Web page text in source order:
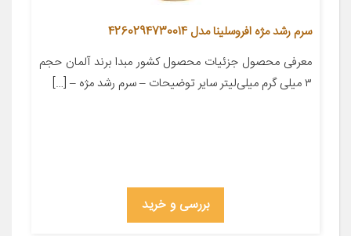
سرم رشد مژه افروسلینا مدل 4260294730014
معرفی محصول جزئیات محصول کشور مبدا برند آلمان حجم
۳ میلی گرم میلی‌لیتر سایر توضیحات – سرم رشد مژه – […]
بررسی و خرید